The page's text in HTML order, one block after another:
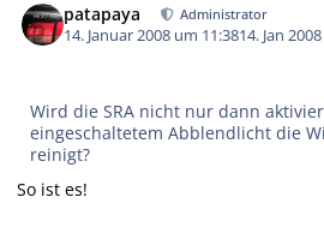
patapaya Administrator
14. Januar 2008 um 11:3814. Jan 2008
Wird die SRA nicht nur dann
eingeschaltetem Abblendlicht die
reinigt?
So ist es!